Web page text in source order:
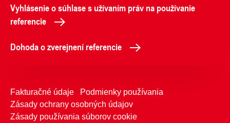
Vyhlásenie o súhlase s užívaním práv na používanie
referencie
Dohoda o zverejnení referencie
Fakturačné údaje
Podmienky používania
Zásady ochrany osobných údajov
Zásady používania súborov cookie